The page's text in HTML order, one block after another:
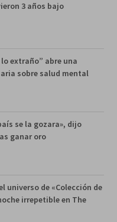
3 años bajo
extraño” abre una
sobre salud mental
se la gozara», dijo
ganar oro
universo de «Colección de
irrepetible en The